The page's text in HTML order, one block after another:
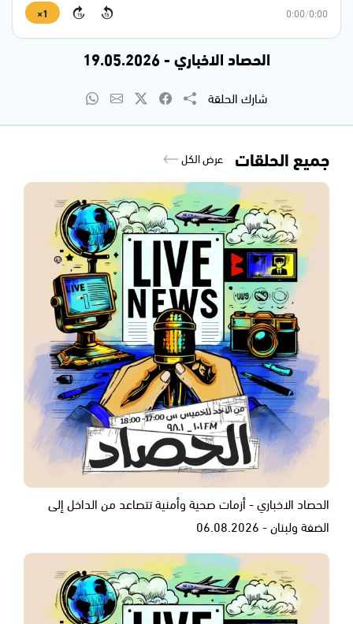
0:00
/
0:00
15
15
1×
الحصاد الاخباري - 19.05.2026
شارك الحلقة
جميع الحلقات عرض الكل
الحصاد الاخباري - أزمات صحية وأمنية تتصاعد من الداخل إلى
الضفة ولبنان - 06.08.2026